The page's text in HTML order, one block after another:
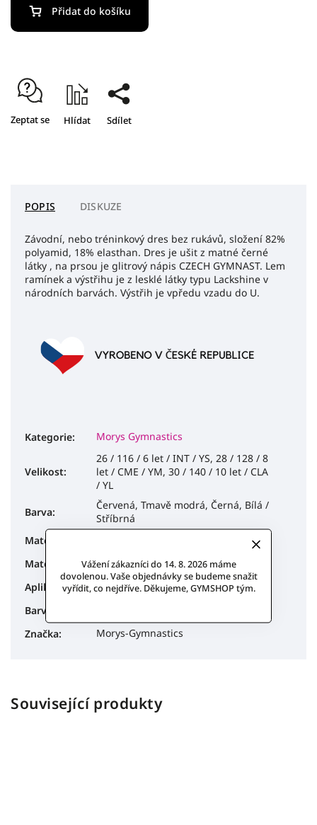
Vážení zákazníci do 14. 8. 2026 máme
dovolenou. Vaše objednávky se budeme snažit
vyřídit, co nejdříve. Děkujeme, GYMSHOP tým.
Přidat do košíku
Zeptat se Hlídat Sdílet
POPIS DISKUZE
Závodní, nebo tréninkový dres bez rukávů, složení 82%
polyamid, 18% elasthan. Dres je ušit z matné černé
látky , na prsou je glitrový nápis CZECH GYMNAST. Lem
ramínek a výstřihu je z lesklé látky typu Lackshine v
národních barvách. Výstřih je vpředu vzadu do U.
Kategorie: Morys Gymnastics
Velikost:
26 / 116 / 6 let / INT / YS, 28 / 128 / 8
let / CME / YM, 30 / 140 / 10 let / CLA
/ YL
Barva:
Červená, Tmavě modrá, Černá, Bílá /
Stříbrná
Materiál
Materiál
Lack-shine
Aplikace:
Glitry - Motýlek
Barva
Značka: Morys-Gymnastics
Související produkty